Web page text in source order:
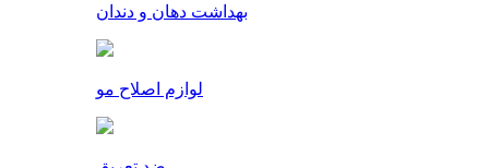
بهداشت دهان و دندان
لوازم اصلاح مو